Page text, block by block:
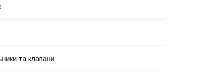
та клапани